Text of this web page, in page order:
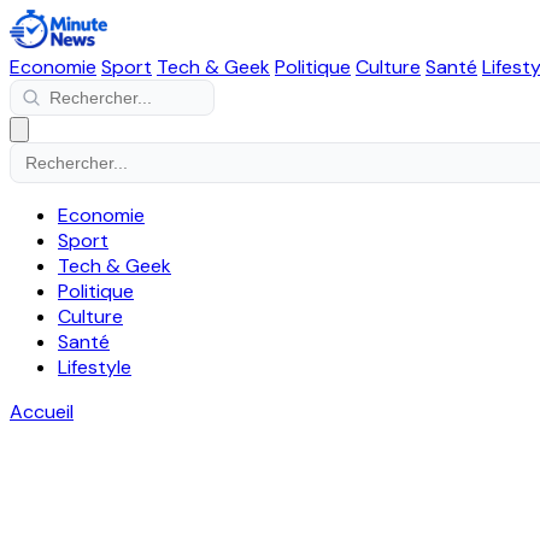
Economie Sport Tech & GeekPolitique Culture Santé
Economie
Sport
Tech & Geek
Politique
Culture
Santé
Lifestyle
Accueil